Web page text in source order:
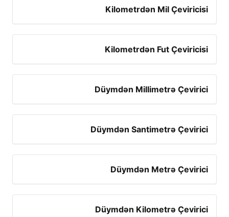
Kilometrdən Mil Çeviricisi
Kilometrdən Fut Çeviricisi
Düymdən Millimetrə Çevirici
Düymdən Santimetrə Çevirici
Düymdən Metrə Çevirici
Düymdən Kilometrə Çevirici